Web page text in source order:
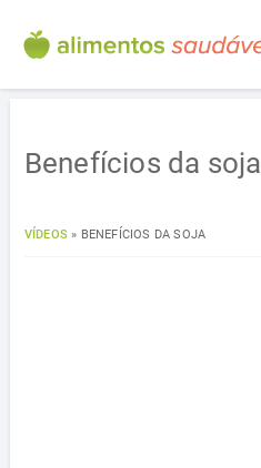
Benefícios da soja
VÍDEOS» BENEFÍCIOS DA SOJA